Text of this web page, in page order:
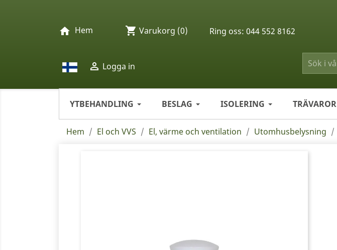
home Hem
 Logga in
shopping_cart Varukorg (0)
YTBEHANDLING BESLAG ISOLERING TRÄVAROR
Ring oss: 044 552 8162
Hem El och VVS El, värme och ventilation Utomhusbelysning